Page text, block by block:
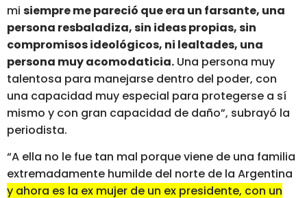
mi siempre me pareció que era un farsante, una
persona resbaladiza, sin ideas propias, sin
compromisos ideológicos, ni lealtades, una
persona muy acomodaticia. Una persona muy
talentosa para manejarse dentro del poder, con
una capacidad muy especial para protegerse a sí
mismo y con gran capacidad de daño”, subrayó la
periodista.
“A ella no le fue tan mal porque viene de una familia
extremadamente humilde del norte de la Argentina
y ahora es la ex mujer de un ex presidente, con un